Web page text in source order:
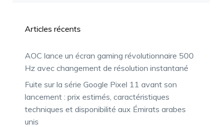
Articles récents
AOC lance un écran gaming révolutionnaire 500
Hz avec changement de résolution instantané
Fuite sur la série Google Pixel 11 avant son
lancement : prix estimés, caractéristiques
techniques et disponibilité aux Émirats arabes
unis